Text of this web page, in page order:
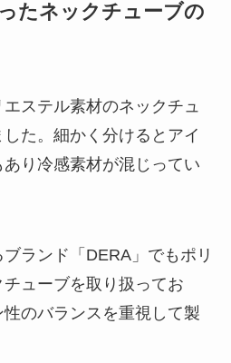
たネックチューブの
ステル素材のネックチュ
た。細かく分けるとアイ
り冷感素材が混じってい
ランド「DERA」でもポリ
ューブを取り扱ってお
のバランスを重視して製